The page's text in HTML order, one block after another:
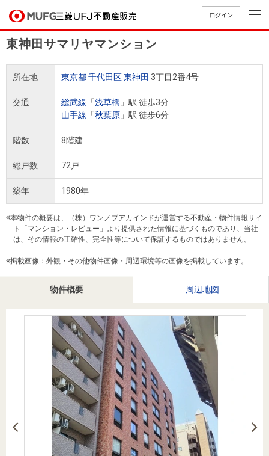
ログイン
買いたいTOP
中古
マン
ショ
ンを
探す
築・
中古
一戸
建て
を探
資
用
物
件
を
探
す
用物
件を
探す
売りたいTOP
無
料
査
定
却
相
談
売却
取り
金額
試算
売却向け
サービス
周辺相場
検索
住まい1プ
ラス（お
役立ちコ
ラム）
店舗案内TOP
店舗のご
案内（首
都圏）
案内（名
古屋）
案内（関
西）
会社情報TOP
ごあいさ
つ
要
Way
経営ビジ
ョン
組織図
役員一
覧
ニュース
会社案内
（電子ブ
ック版）
採用情報TOP
新卒採用
情報
採用情報
買いたい
売りたい
採用情報
法人のお客さま
提携企業にお勤めの方
東神田サマリヤマンション
物件概要 周辺地図
所在地 東京都千代田区東神田 3丁目2番4号
交通 総武線 「浅草橋 」駅 徒歩3分
山手線 「秋葉原 」駅 徒歩6分
階数 8階建
総戸数 72戸
築年 1980年
※本物件の概要は、（株）ワンノブアカインドが運営する不動産・物件情報サイ
ト「マンション・レビュー」より提供された情報に基づくものであり、当社
は、その情報の正確性、完全性等について保証するものではありません。
※掲載画像：外観・その他物件画像・周辺環境等の画像を掲載しています。